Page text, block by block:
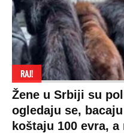
RAJ!
Žene u Srbiji su
ogledaju se,
koštaju 100 evra,